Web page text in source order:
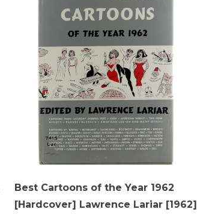
Best Cartoons of the Year 1962
[Hardcover] Lawrence Lariar [1962]